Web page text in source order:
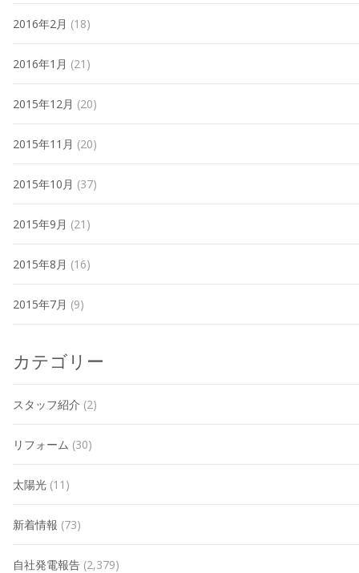
2016年2月 (18)
2016年1月 (21)
2015年12月 (20)
2015年11月 (20)
2015年10月 (37)
2015年9月 (21)
2015年8月 (16)
2015年7月 (9)
カテゴリー
スタッフ紹介 (2)
リフォーム (30)
太陽光 (11)
新着情報 (73)
自社発電報告 (2,379)